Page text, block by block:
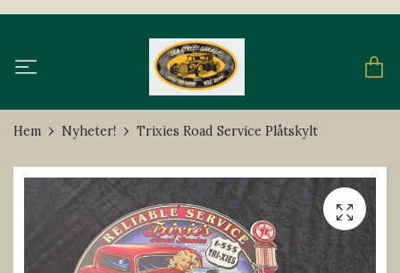
Hem Nyheter! Trixies Road Service Plåtskylt